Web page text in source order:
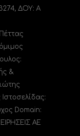
ΔΟΥ: A
&
Domain:
ΑΕ